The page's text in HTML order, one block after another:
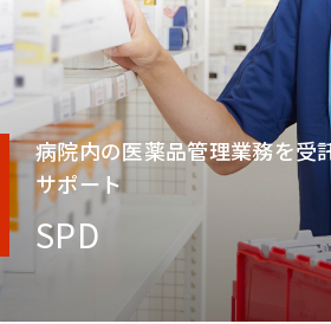
病院内の医薬品管理業務を受
サポート
SPD